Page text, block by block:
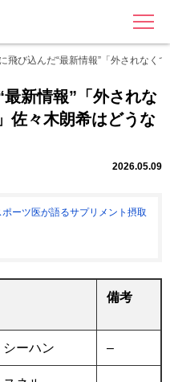
MENU
飛び込んだ“最新情報”「外されなく
最新情報”「外されな
佐々木朗希はどうな
2026.05.09
ーツ医が語るサプリメント摂取
備考
ーハン –